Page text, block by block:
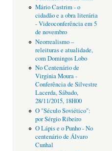
Mário Castrim - o
cidadão e a obra literária
- Videoconferência em 5
de novembro
Neorrealismo –
releituras e atualidade,
com Domingos Lobo
No Centenário de
Virgínia Moura -
Conferência de Silvestre
Lacerda, Sábado,
28/11/2015, 18H00
O "Século Soviético":
por Sérgio Ribeiro
O Lápis e o Punho - No
centenário de Álvaro
Cunhal